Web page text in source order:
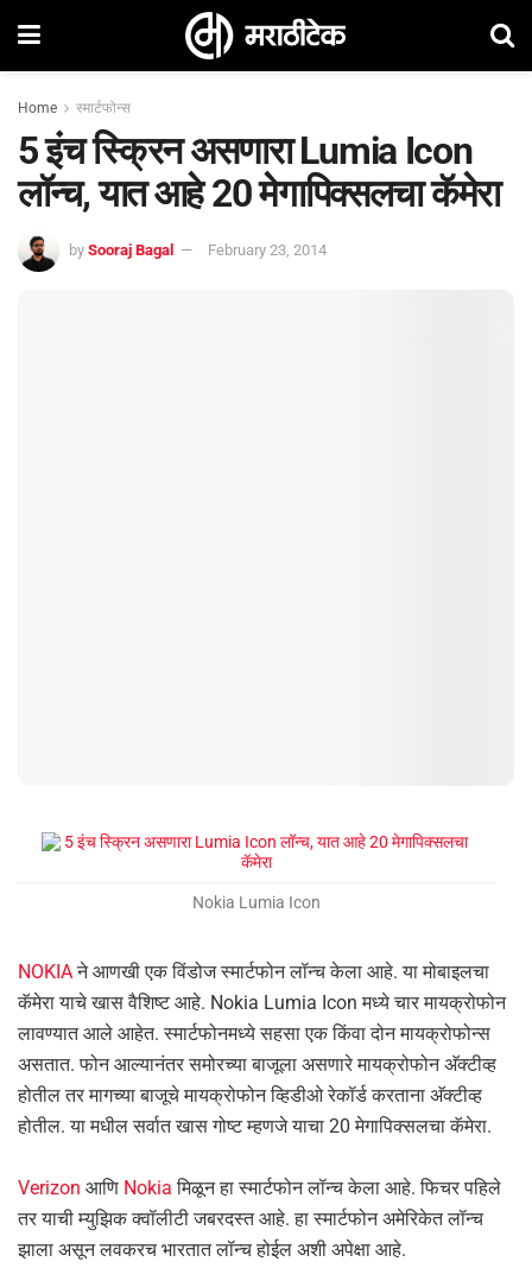
Home स्मार्टफोन्स
5 इंच स्क्रिन असणारा Lumia Icon
लॉन्च, यात आहे 20 मेगापिक्सलचा कॅमेरा
by Sooraj Bagal February 23, 2014
Nokia Lumia Icon
NOKIAने आणखी एक विंडोज स्मार्टफोन लॉन्च केला आहे. या मोबाइलचा
कॅमेरा याचे खास वैशिष्ट आहे. Nokia Lumia Icon मध्ये चार मायक्रोफोन
लावण्यात आले आहेत. स्मार्टफोनमध्ये सहसा एक किंवा दोन मायक्रोफोन्स
असतात. फोन आल्यानंतर समोरच्या बाजूला असणारे मायक्रोफोन अ‍ॅक्टीव्ह
होतील तर मागच्या बाजूचे मायक्रोफोन व्हिडीओ रेकॉर्ड करताना अ‍ॅक्टीव्ह
होतील. या मधील सर्वात खास गोष्ट म्हणजे याचा 20 मेगापिक्सलचा कॅमेरा.
Verizon आणि Nokia मिळून हा स्मार्टफोन लॉन्च केला आहे. फिचर पहिले
तर याची म्युझिक क्वॉलीटी जबरदस्त आहे. हा स्मार्टफोन अमेरिकेत लॉन्च
झाला असून लवकरच भारतात लॉन्च होईल अशी अपेक्षा आहे.